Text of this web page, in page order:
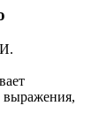
выражения,